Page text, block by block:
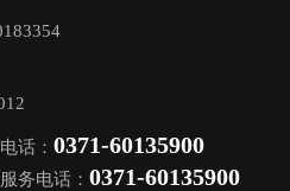
话： 0371-60135900
务电话： 0371-60135900